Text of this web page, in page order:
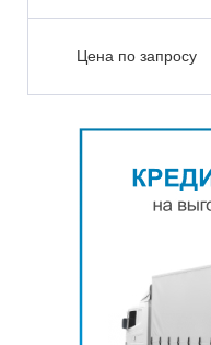
Цена по запросу